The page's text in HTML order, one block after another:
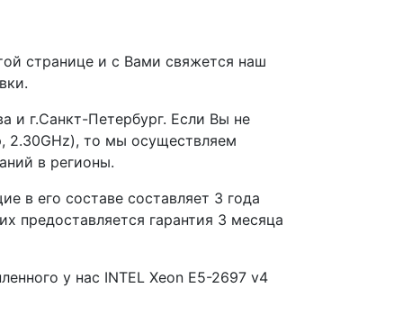
странице и с Вами свяжется наш
и г.Санкт-Петербург. Если Вы не
2.30GHz), то мы осуществляем
в регионы.
в его составе составляет 3 года
предоставляется гарантия 3 месяца
у нас INTEL Xeon E5-2697 v4